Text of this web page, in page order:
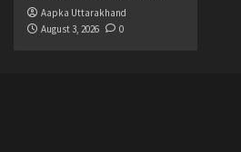
Aapka Uttarakhand
August 3, 2026
0